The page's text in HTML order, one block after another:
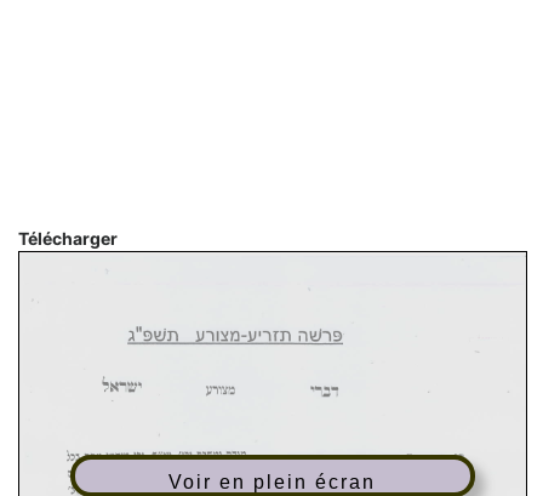
Télécharger
Voir en plein écran